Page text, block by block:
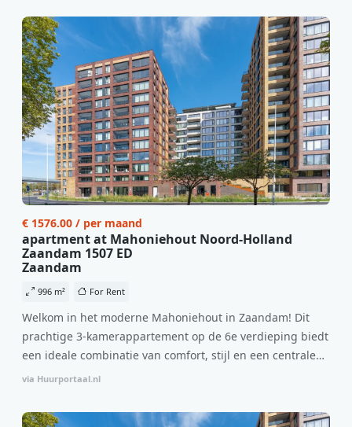
€ 1576.00 / per maand
apartment at Mahoniehout Noord-Holland
Zaandam 1507 ED
Zaandam
996 m² For Rent
Welkom in het moderne Mahoniehout in Zaandam! Dit
prachtige 3-kamerappartement op de 6e verdieping biedt
een ideale combinatie van comfort, stijl en een centrale
locatie. Met een huurprijs van €1.576 per maand
per maand is dit een geweldige kans voor professionals
via Huurportaal.nl